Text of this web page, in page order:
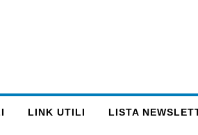
LINK UTILI LISTA